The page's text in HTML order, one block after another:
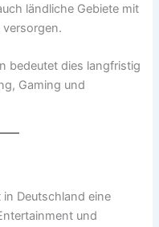
ländliche Gebiete mit
bedeutet dies langfristig
Gaming und
Deutschland eine
und